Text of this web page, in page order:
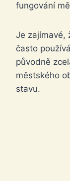
fungování
Je zajímavé,
často
původně
městského
stavu.